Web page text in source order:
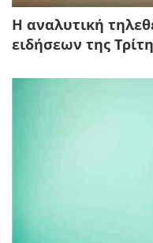
Η αναλυτική
ειδήσεων της